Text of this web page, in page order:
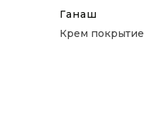
Ганаш
Крем покрытие